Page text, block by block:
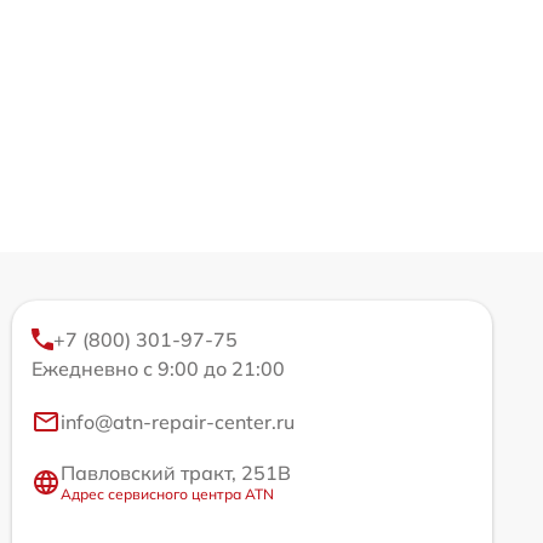
+7 (800) 301-97-75
Ежедневно с 9:00 до 21:00
info@atn-repair-center.ru
Павловский тракт, 251В
Адрес сервисного центра ATN